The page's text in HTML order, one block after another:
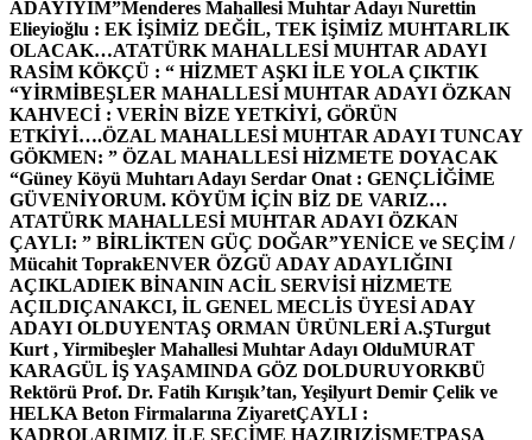
ADAYIYIM”Menderes Mahallesi Muhtar Adayı Nurettin
Elieyioğlu : EK İŞİMİZ DEĞİL, TEK İŞİMİZ MUHTARLIK
OLACAK…ATATÜRK MAHALLESİ MUHTAR ADAYI
RASİM KÖKÇÜ : “ HİZMET AŞKI İLE YOLA ÇIKTIK
“YİRMİBEŞLER MAHALLESİ MUHTAR ADAYI ÖZKAN
KAHVECİ : VERİN BİZE YETKİYİ, GÖRÜN
ETKİYİ….ÖZAL MAHALLESİ MUHTAR ADAYI TUNCAY
GÖKMEN: ” ÖZAL MAHALLESİ HİZMETE DOYACAK
“Güney Köyü Muhtarı Adayı Serdar Onat : GENÇLİĞİME
GÜVENİYORUM. KÖYÜM İÇİN BİZ DE VARIZ…
ATATÜRK MAHALLESİ MUHTAR ADAYI ÖZKAN
ÇAYLI: ” BİRLİKTEN GÜÇ DOĞAR”YENİCE ve SEÇİM /
Mücahit ToprakENVER ÖZGÜ ADAY ADAYLIĞINI
AÇIKLADIEK BİNANIN ACİL SERVİSİ HİZMETE
AÇILDIÇANAKCI, İL GENEL MECLİS ÜYESİ ADAY
ADAYI OLDUYENTAŞ ORMAN ÜRÜNLERİ A.ŞTurgut
Kurt , Yirmibeşler Mahallesi Muhtar Adayı OlduMURAT
KARAGÜL İŞ YAŞAMINDA GÖZ DOLDURUYORKBÜ
Rektörü Prof. Dr. Fatih Kırışık’tan, Yeşilyurt Demir Çelik ve
HELKA Beton Firmalarına ZiyaretÇAYLI :
KADROLARIMIZ İLE SEÇİME HAZIRIZİSMETPAŞA